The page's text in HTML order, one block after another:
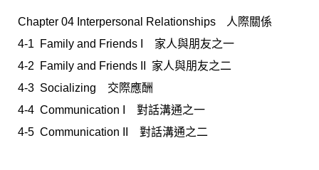
Chapter 04 Interpersonal Relationshipsﾠ人際關係
4-1 Family and Friends I 家人與朋友之一
4-2 Family and Friends II 家人與朋友之二
4-3 Socializing 交際應酬
4-4 Communication I 對話溝通之一
4-5 Communication II 對話溝通之二